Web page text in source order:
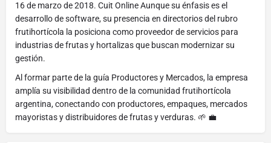
16 de marzo de 2018. Cuit Online Aunque su énfasis es el
desarrollo de software, su presencia en directorios del rubro
frutihortícola la posiciona como proveedor de servicios para
industrias de frutas y hortalizas que buscan modernizar su
gestión.
Al formar parte de la guía Productores y Mercados, la empresa
amplía su visibilidad dentro de la comunidad frutihortícola
argentina, conectando con productores, empaques, mercados
mayoristas y distribuidores de frutas y verduras. 🌱 💼